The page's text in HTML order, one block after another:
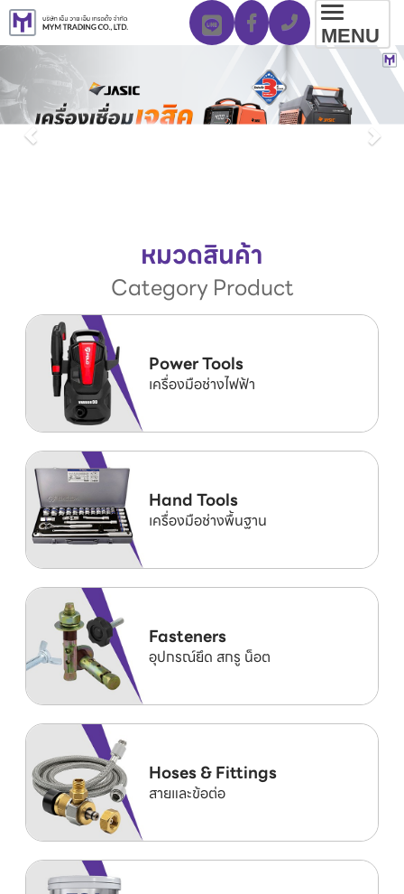
MENU
หมวดสินค้า
Category Product
Power Tools
เครื่องมือช่างไฟฟ้า
Hand Tools
เครื่องมือช่างพื้นฐาน
Fasteners
อุปกรณ์ยึด สกรู น็อต
Hoses & Fittings
สายและข้อต่อ